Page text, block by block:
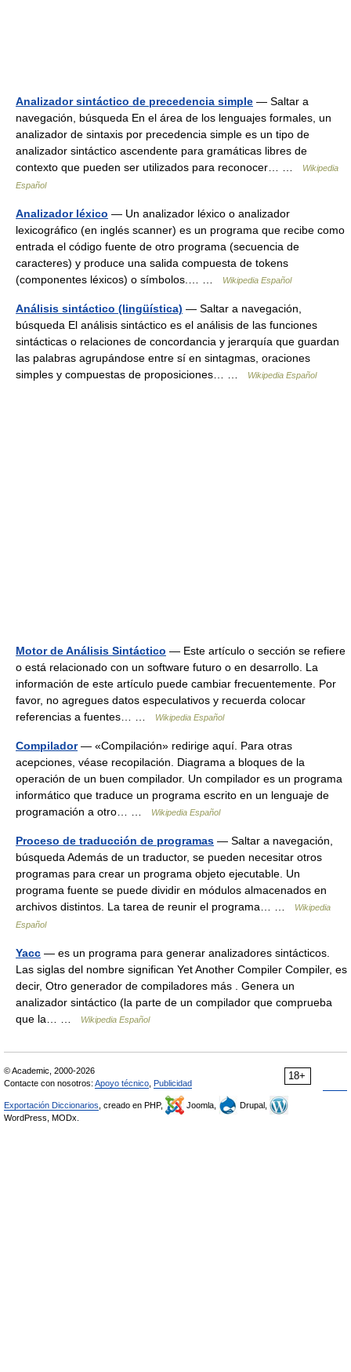
Analizador sintáctico de precedencia simple — Saltar a
navegación, búsqueda En el área de los lenguajes formales, un
analizador de sintaxis por precedencia simple es un tipo de
analizador sintáctico ascendente para gramáticas libres de
contexto que pueden ser utilizados para reconocer… …
Wikipedia
Español
Analizador léxico — Un analizador léxico o analizador
lexicográfico (en inglés scanner) es un programa que recibe como
entrada el código fuente de otro programa (secuencia de
caracteres) y produce una salida compuesta de tokens
(componentes léxicos) o símbolos.… …
Wikipedia Español
Análisis sintáctico (lingüística) — Saltar a navegación,
búsqueda El análisis sintáctico es el análisis de las funciones
sintácticas o relaciones de concordancia y jerarquía que guardan
las palabras agrupándose entre sí en sintagmas, oraciones
simples y compuestas de proposiciones… …
Wikipedia Español
Motor de Análisis Sintáctico — Este artículo o sección se refiere
o está relacionado con un software futuro o en desarrollo. La
información de este artículo puede cambiar frecuentemente. Por
favor, no agregues datos especulativos y recuerda colocar
referencias a fuentes… …
Wikipedia Español
Compilador— «Compilación» redirige aquí. Para otras
acepciones, véase recopilación. Diagrama a bloques de la
operación de un buen compilador. Un compilador es un programa
informático que traduce un programa escrito en un lenguaje de
programación a otro… …
Wikipedia Español
Proceso de traducción de programas — Saltar a navegación,
búsqueda Además de un traductor, se pueden necesitar otros
programas para crear un programa objeto ejecutable. Un
programa fuente se puede dividir en módulos almacenados en
archivos distintos. La tarea de reunir el programa… …
Wikipedia
Español
Yacc — es un programa para generar analizadores sintácticos.
Las siglas del nombre significan Yet Another Compiler Compiler, es
decir, Otro generador de compiladores más . Genera un
analizador sintáctico (la parte de un compilador que comprueba
que la… …
Wikipedia Español
18+
© Academic, 2000-2026
Contacte con nosotros: Apoyo técnico Publicidad
Exportación Diccionarios , creado en PHP, Joomla,
Drupal,
WordPress, MODx.